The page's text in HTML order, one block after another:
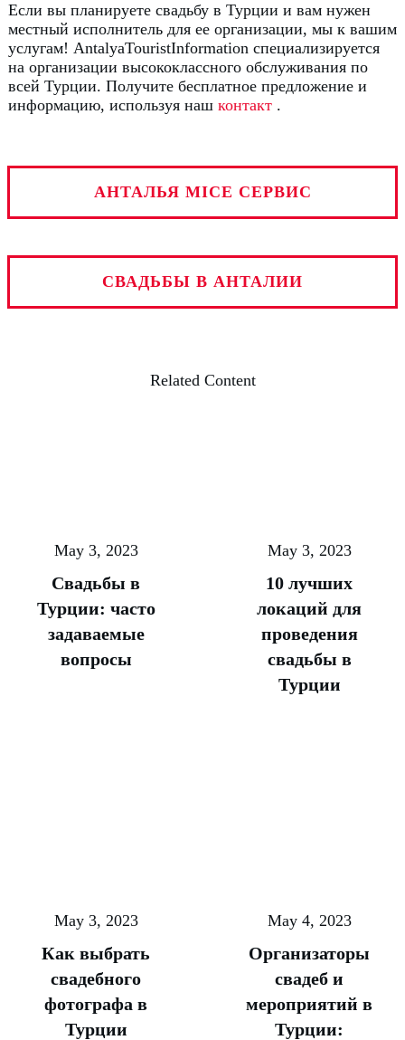
Если вы планируете свадьбу в Турции и вам нужен
местный исполнитель для ее организации, мы к вашим
услугам! AntalyaTouristInformation специализируется
на организации высококлассного обслуживания по
всей Турции. Получите бесплатное предложение и
информацию, используя наш контакт .
АНТАЛЬЯ MICE СЕРВИС
СВАДЬБЫ В АНТАЛИИ
Related Content
May 3, 2023
Свадьбы в
Турции: часто
задаваемые
вопросы
May 3, 2023
10 лучших
локаций для
проведения
свадьбы в
Турции
May 3, 2023
Как выбрать
свадебного
фотографа в
Турции
May 4, 2023
Организаторы
свадеб и
мероприятий в
Турции: